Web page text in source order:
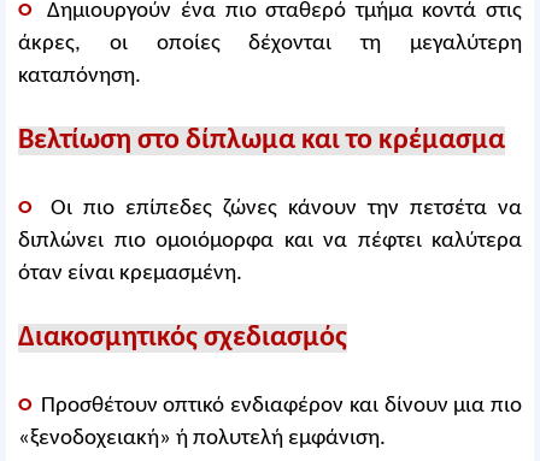
○Δημιουργούν ένα πιο σταθερό τμήμα κοντά στις
άκρες, οι οποίες δέχονται τη μεγαλύτερη
καταπόνηση.
Βελτίωση στο δίπλωμα και το κρέμασμα
○ Οι πιο επίπεδες ζώνες κάνουν την πετσέτα να
διπλώνει πιο ομοιόμορφα και να πέφτει καλύτερα
όταν είναι κρεμασμένη.
Διακοσμητικός σχεδιασμός
○ Προσθέτουν οπτικό ενδιαφέρον και δίνουν μια πιο
«ξενοδοχειακή» ή πολυτελή εμφάνιση.